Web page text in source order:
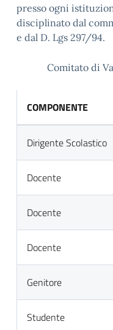
presso ogni
disciplinato dal
e dal D. Lgs 297/94.
Comitato di
COMPONENTE
Dirigente Scolastico
Docente
Docente
Docente
Genitore
Studente